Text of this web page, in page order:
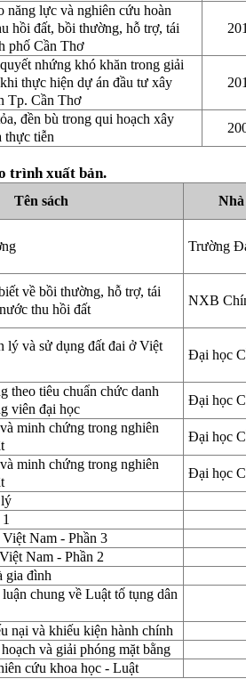
năng lực và nghiên cứu hoàn
hồi đất, bồi thường, hỗ trợ, tái
phố Cần Thơ
nhứng khó khăn trong giải
thực hiện dự án đầu tư xây
Tp. Cần Thơ
đền bù trong qui hoạch xây
thực tiễn
trình xuất bản.
Tên sách
Trường
về bồi thường, hỗ trợ, tái
thu hồi đất
NXB
lý và sử dụng đất đai ở Việt
Đại học
theo tiêu chuẩn chức danh
viên đại học
Đại học
minh chứng trong nghiên
Đại học
minh chứng trong nghiên
Đại học
Nam - Phần 3
Nam - Phần 2
gia đình
chung về Luật tố tụng dân
nại và khiếu kiện hành chính
và giải phóng mặt bằng
cứu khoa học - Luật